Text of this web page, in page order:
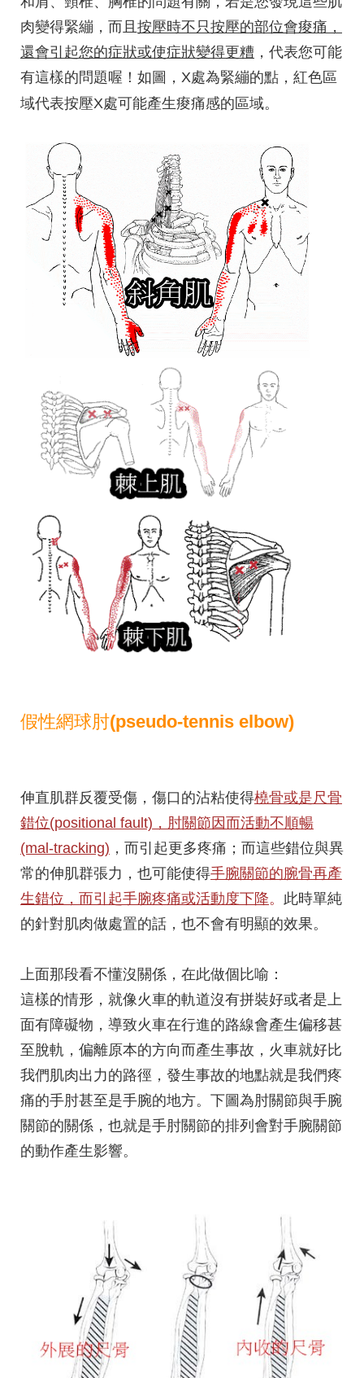
肉變得緊繃，而且 按壓時不只按壓的部位會痠痛，
還會引起您的症狀或使症狀變得更糟 ，代表您可能
有這樣的問題喔！如圖，X處為緊繃的點，紅色區
域代表按壓X處可能產生痠痛感的區域。
假性網球肘(pseudo-tennis elbow)
伸直肌群反覆受傷，傷口的沾粘使得橈骨或是尺骨
錯位(positional fault)，肘關節因而活動不順暢
(mal-tracking) ，而引起更多疼痛；而這些錯位與異
常的伸肌群張力，也可能使得手腕關節的腕骨再產
生錯位，而引起手腕疼痛或活動度下降。 此時單純
的針對肌肉做處置的話，也不會有明顯的效果。
上面那段看不懂沒關係，在此做個比喻：
這樣的情形，就像火車的軌道沒有拼裝好或者是上
面有障礙物，導致火車在行進的路線會產生偏移甚
至脫軌，偏離原本的方向而產生事故，火車就好比
我們肌肉出力的路徑，發生事故的地點就是我們疼
痛的手肘甚至是手腕的地方。下圖為肘關節與手腕
關節的關係，也就是手肘關節的排列會對手腕關節
的動作產生影響。